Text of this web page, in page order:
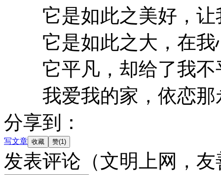
它是如此之美好，让
它是如此之大，在我
它平凡，却给了我不
我爱我的家，依恋
分享到：
写文章
发表评论 （文明上网，